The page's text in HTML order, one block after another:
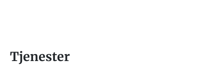
Tjenester